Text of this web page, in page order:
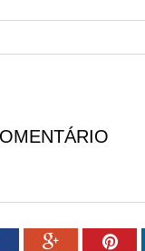
Google+